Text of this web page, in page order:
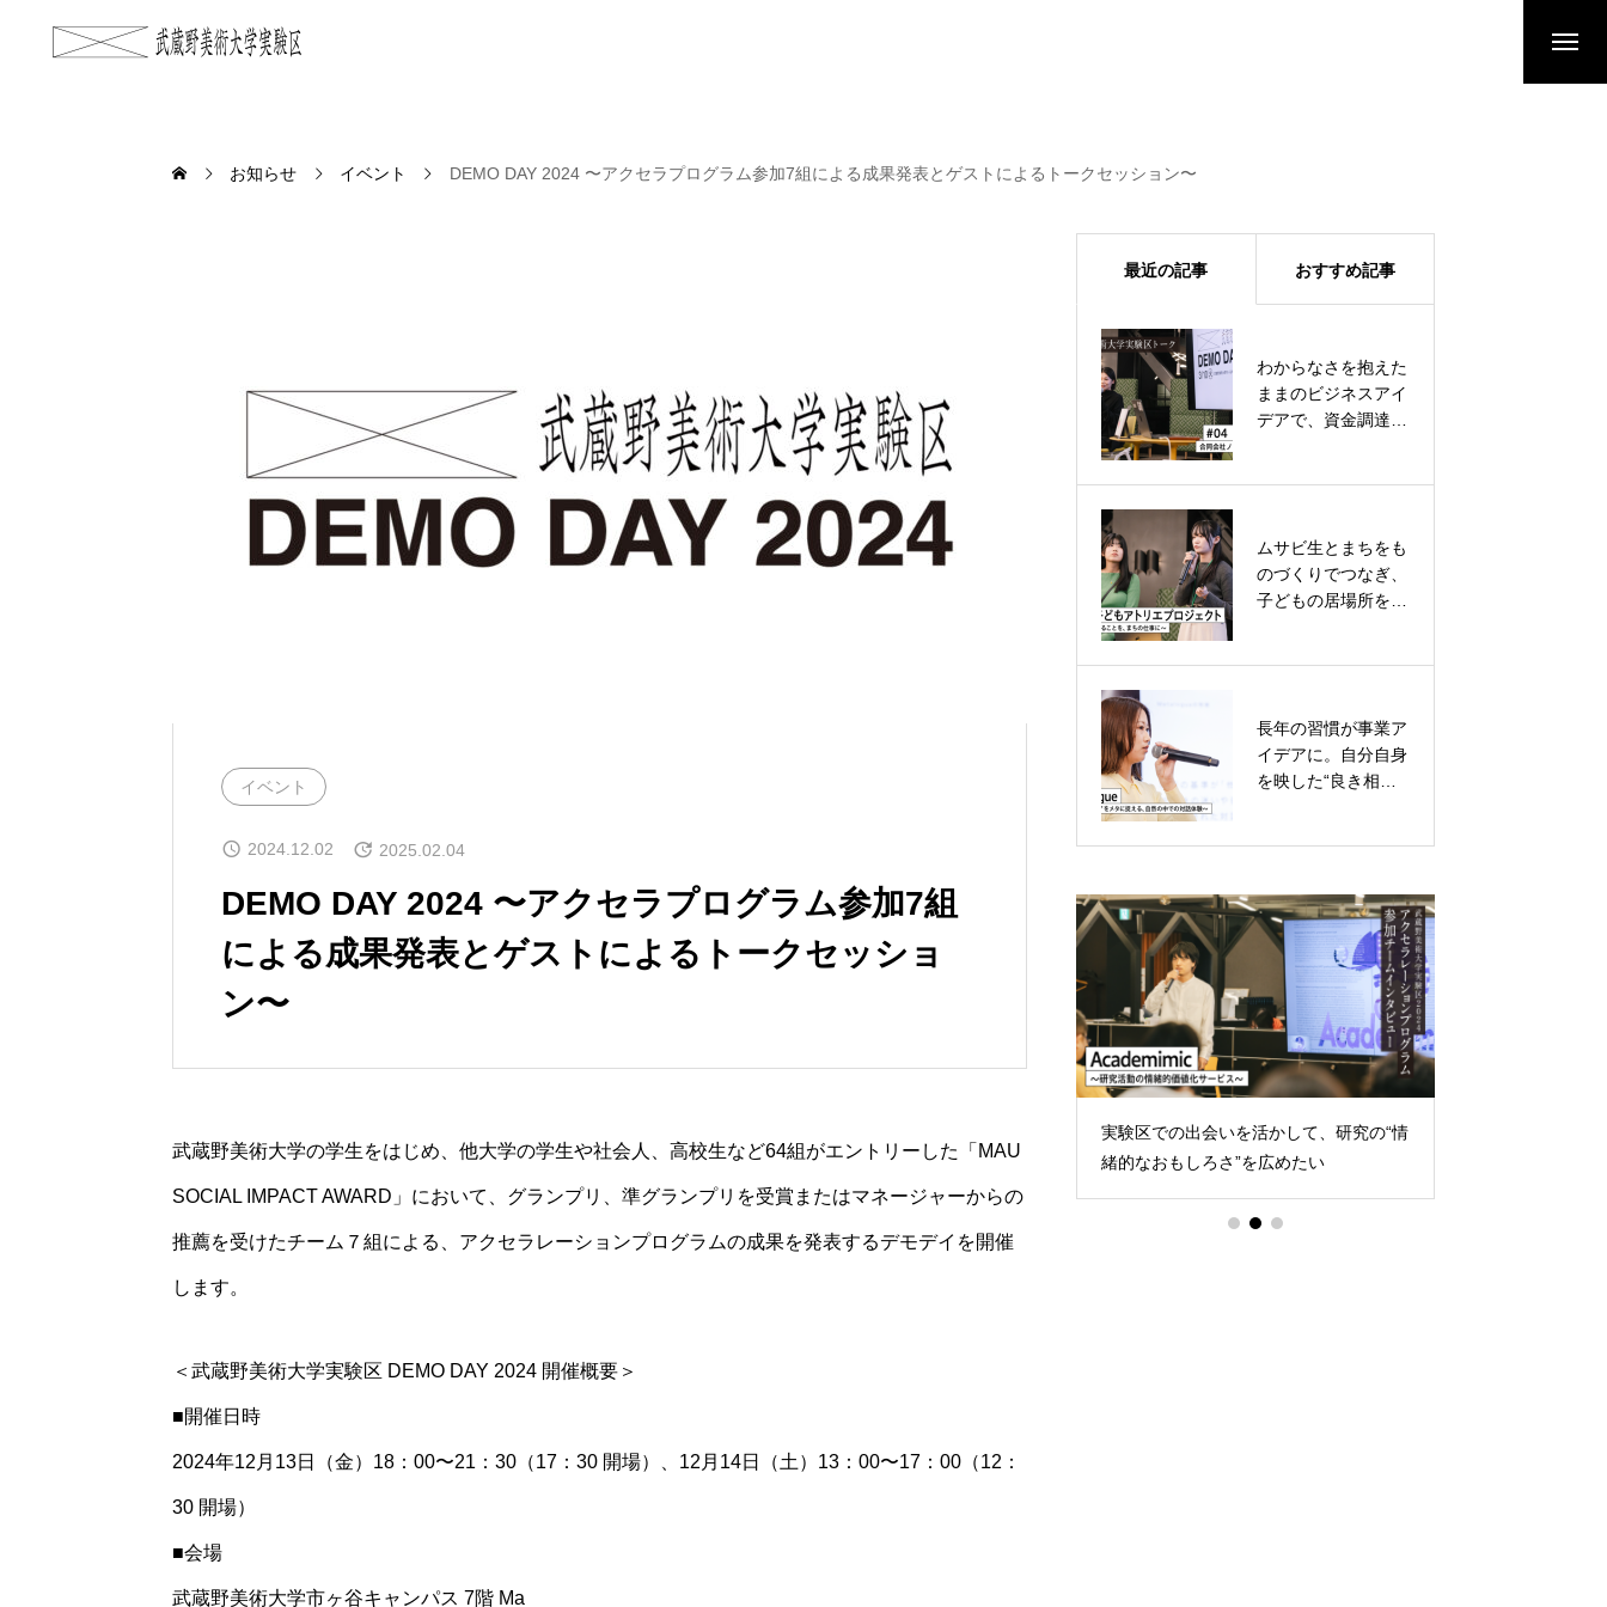
お知らせ イベント DEMO DAY 2024 〜アクセラプログラム参加7組による成果発表とゲストによるトークセッション〜
イベント
2024.12.02 2025.02.04
DEMO DAY 2024 〜アクセラプログラム参加7組
による成果発表とゲストによるトークセッショ
ン〜
武蔵野美術大学の学生をはじめ、他大学の学生や社会人、高校生など64組がエントリーした「MAU
SOCIAL IMPACT AWARD」において、グランプリ、準グランプリを受賞またはマネージャーからの
推薦を受けたチーム７組による、アクセラレーションプログラムの成果を発表するデモデイを開催
します。
＜武蔵野美術大学実験区 DEMO DAY 2024 開催概要＞
■開催⽇時
2024年12⽉13⽇（金）18：00〜21：30（17：30 開場）、12⽉14⽇（土）13：00〜17：00（12：
30 開場）
■会場
武蔵野美術⼤学市ヶ⾕キャンパス 7階 Ma
最近の記事 おすすめ記事
わからなさを抱えた
ままのビジネスアイ
デアで、資金調達は
ムサビ生とまちをも
のづくりでつなぎ、
子どもの居場所を増
長年の習慣が事業ア
イデアに。自分自身
を映した“良き相談
美大生と他分野の学
生をマッチング。そ
こで生まれる偶発性
アクセラレーション
プログラムを全力で
駆け抜けた、2チー
学生チームで挑ん
だ、自らの発意をと
ことん掘り下げ、向
デアで、資金調達は可能なのか？
実験区での出会いを活かして、研究の“情
緒的なおもしろさ”を広めたい